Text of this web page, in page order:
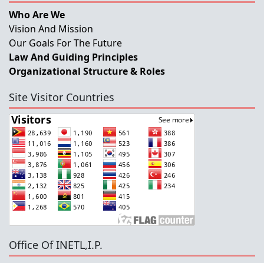
Who Are We
Vision And Mission
Our Goals For The Future
Law And Guiding Principles
Organizational Structure & Roles
Site Visitor Countries
Office Of INETL,I.P.